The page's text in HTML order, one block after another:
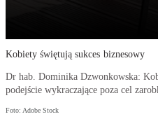
Kobiety świętują sukces biznesowy
Dr hab. Dominika Dzwonkowska:
podejście wykraczające poza cel
Foto: Adobe Stock